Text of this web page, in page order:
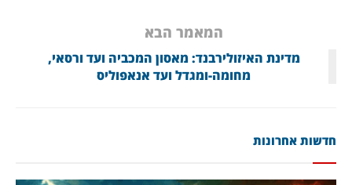
המאמר הבא
מדינת האיזולירבנד: מאסון המכביה ועד ורסאי,
מחומה-ומגדל ועד אנאפוליס
חדשות אחרונות